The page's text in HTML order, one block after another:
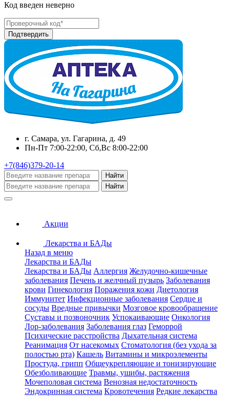
Код введен неверно
г. Самара, ул. Гагарина, д. 49
Пн-Пт 7:00-22:00, Сб,Вс 8:00-22:00
+7(846)379-20-14
Найти
Найти
Акции
Лекарства и БАДы
Назад в меню
Лекарства и БАДы
Лекарства и БАДы Аллергия Желудочно-кишечные
заболевания Печень и желчный пузырь Заболевания
крови Гинекология Поражения кожи Диетология
Иммунитет Инфекционные заболевания Сердце и
сосуды Вредные привычки Мозговое кровообращение
Суставы и позвоночник Успокаивающие Онкология
Лор-заболевания Заболевания глаз Геморрой
Психические расстройства Дыхательная система
Реанимация От насекомых Стоматология (без ухода за
полостью рта) Кашель Витамины и микроэлементы
Простуда, грипп Общеукрепляющие и тонизирующие
Обезболивающие Травмы, ушибы, растяжения
Мочеполовая система Венозная недостаточность
Эндокринная система Кровотечения Редкие лекарства